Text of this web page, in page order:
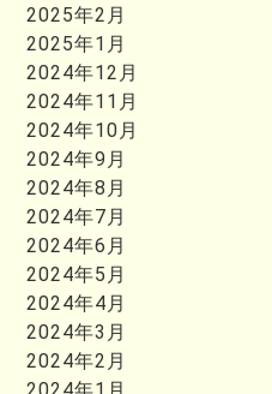
2025年2月
2025年1月
2024年12月
2024年11月
2024年10月
2024年9月
2024年8月
2024年7月
2024年6月
2024年5月
2024年4月
2024年3月
2024年2月